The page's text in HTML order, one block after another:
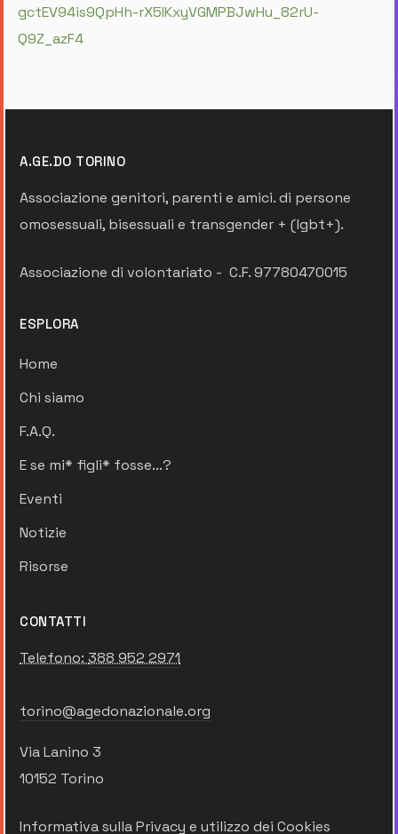
gctEV94is9QpHh-rX5IKxyVGMPBJwHu_82rU-
Q9Z_azF4
A.GE.DO TORINO
Associazione genitori, parenti e amici. di persone
omosessuali, bisessuali e transgender + (lgbt+).
Associazione di volontariato - C.F. 97780470015
ESPLORA
Home
Chi siamo
F.A.Q.
E se mi* figli* fosse...?
Eventi
Notizie
Risorse
CONTATTI
Telefono: 388 952 2971
torino@agedonazionale.org
Via Lanino 3
10152 Torino
Informativa sulla Privacy e utilizzo dei Cookies